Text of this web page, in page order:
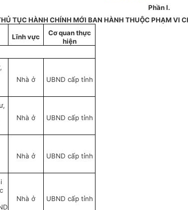
Phần I.
TỤC HÀNH CHÍNH MỚI BAN HÀNH THUỘC PHẠM VI
Lĩnh vực
Cơ quan thực
hiện
Nhà ở UBND cấp tỉnh
Nhà ở UBND cấp tỉnh
Nhà ở UBND cấp tỉnh
Nhà ở UBND cấp tỉnh